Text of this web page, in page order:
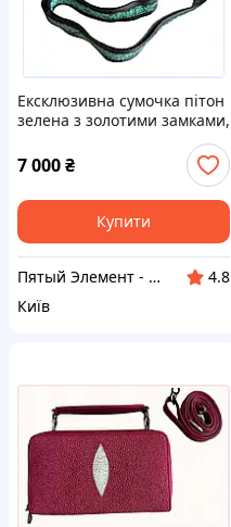
Ексклюзивна сумочка пітон
зелена з золотими замками,
7 000₴
Купити
Пятый Элемент - всё, что вам нужно
4.8
Київ